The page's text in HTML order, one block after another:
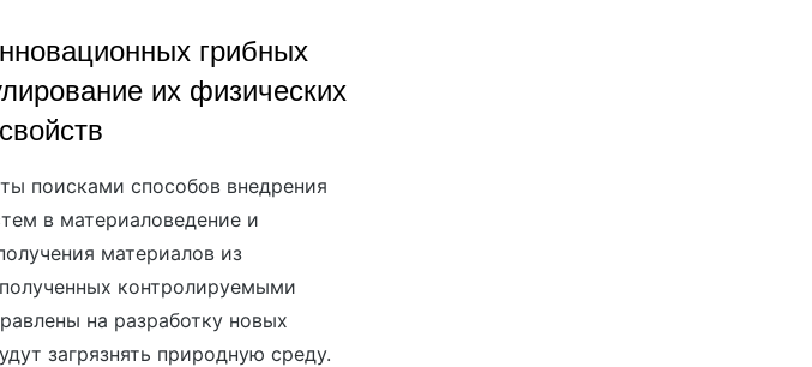
грибных
их физических
свойств
поисками способов внедрения
в материаловедение и
материалов из
контролируемыми
на разработку новых
загрязнять природную среду.